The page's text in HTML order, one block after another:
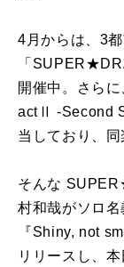
4月からは、3
「
開催中。さら
actⅡ -Second
当しており、
そんな
村和哉がソロ
『Shiny, not
リリースし、